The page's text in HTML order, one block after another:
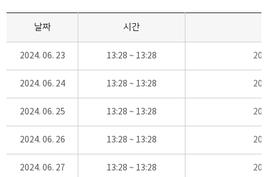
날짜 시간
2024. 06. 23 13:28 ~ 13:28
2024. 06. 24 13:28 ~ 13:28
2024. 06. 25 13:28 ~ 13:28
2024. 06. 26 13:28 ~ 13:28
2024. 06. 27 13:28 ~ 13:28